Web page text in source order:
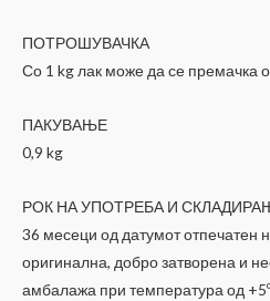
ПОТРОШУВАЧКА
Со 1 kg лак може да се премачка
ПАКУВАЊЕ
0,9 kg
РОК НА УПОТРЕБА И
36 месеци од датумот отпечатен
оригинална, добро затворена и
амбалажа при температура од